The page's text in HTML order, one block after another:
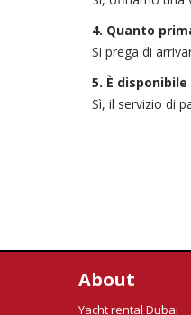
4. Quanto
Si prega di
5. È
Sì, il servizio di
About
Yacht rental Dubai